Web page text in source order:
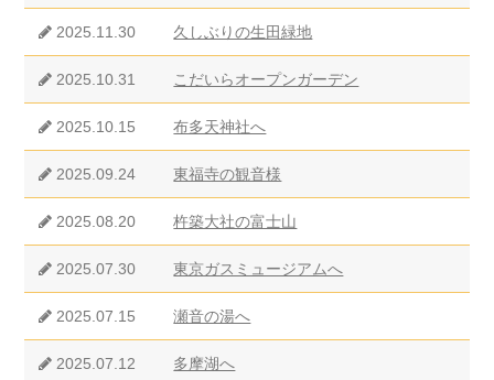
2025.11.30 久しぶりの生田緑地
2025.10.31 こだいらオープンガーデン
2025.10.15 布多天神社へ
2025.09.24 東福寺の観音様
2025.08.20 杵築大社の富士山
2025.07.30 東京ガスミュージアムへ
2025.07.15 瀬音の湯へ
2025.07.12 多摩湖へ